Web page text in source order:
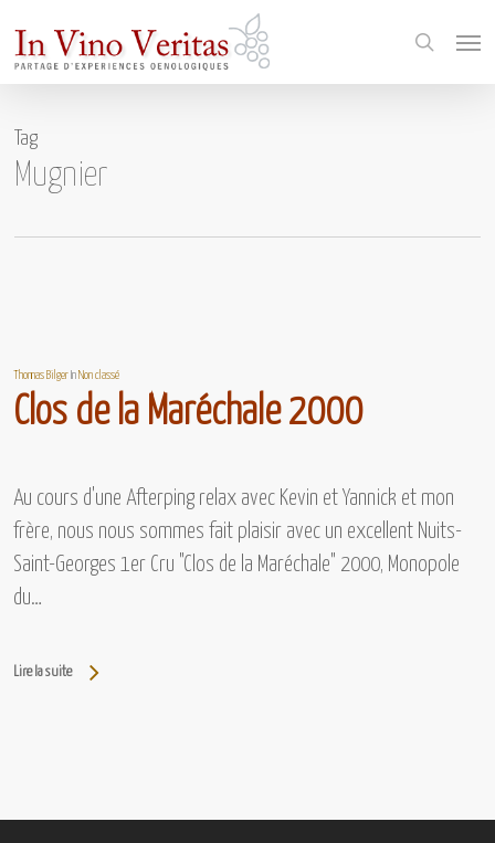
main
search
Tag
Mugnier
Thomas Bilger InNon classé
Clos de la Maréchale 2000
Au cours d'une Afterping relax avec Kevin et Yannick et mon
frère, nous nous sommes fait plaisir avec un excellent Nuits-
Saint-Georges 1er Cru "Clos de la Maréchale" 2000, Monopole
du…
Lire la suite